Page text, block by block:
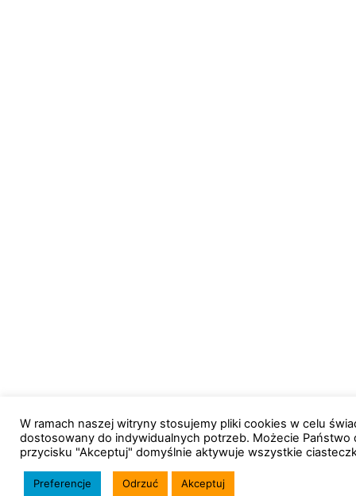
W ramach naszej witryny stosujemy pliki cookies w celu
dostosowany do indywidualnych potrzeb. Możecie
przycisku "Akceptuj" domyślnie aktywuje wszystkie
Preferencje Odrzuć Akceptuj